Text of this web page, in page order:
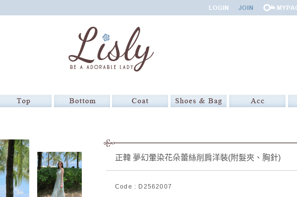
正韓 夢幻暈染花朵蕾絲削肩洋裝(附髮夾、胸針)
Code : D2562007